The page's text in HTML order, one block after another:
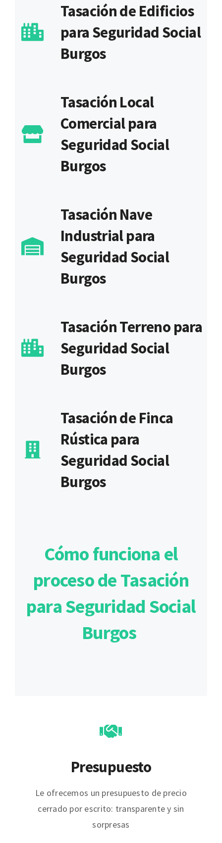
Tasación de Edificios
para Seguridad Social
Burgos
Tasación Local
Comercial para
Seguridad Social
Burgos
Tasación Nave
Industrial para
Seguridad Social
Burgos
Tasación Terreno para
Seguridad Social
Burgos
Tasación de Finca
Rústica para
Seguridad Social
Burgos
Cómo funciona el
proceso de Tasación
para Seguridad Social
Burgos
Presupuesto
Le ofrecemos un presupuesto de precio
cerrado por escrito: transparente y sin
sorpresas